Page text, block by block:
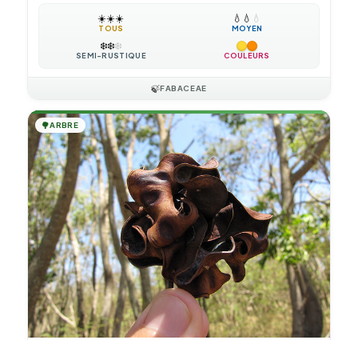
☀️☀️☀️
TOUS
💧 💧 💧
MOYEN
❄️❄️❄️
SEMI-RUSTIQUE COULEURS
🍃FABACEAE
🌳ARBRE